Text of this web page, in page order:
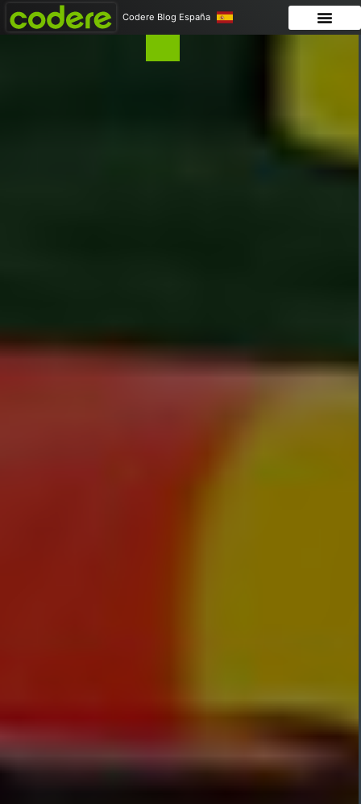
Codere Blog España